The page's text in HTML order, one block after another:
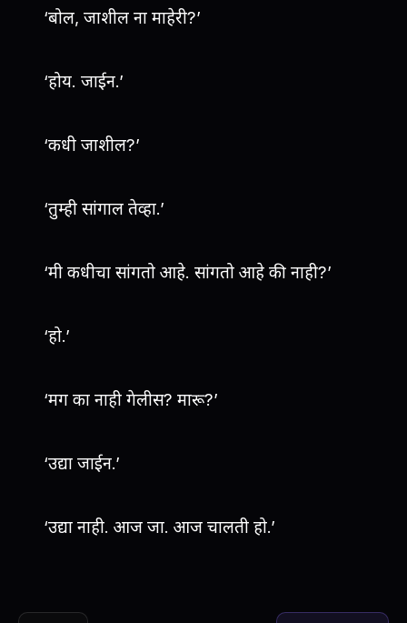
‘बोल, जाशील ना माहेरी?’
‘होय. जाईन.’
‘कधी जाशील?’
‘तुम्ही सांगाल तेव्हा.’
‘मी कधीचा सांगतो आहे. सांगतो आहे की नाही?’
‘हो.’
‘मग का नाही गेलीस? मारू?’
‘उद्या जाईन.’
‘उद्या नाही. आज जा. आज चालती हो.’